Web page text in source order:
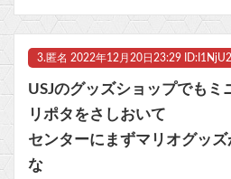
3. 匿名 2022年12月20日23:29
USJのグッズショップでもミ
リポタをさしおいて
センターにまずマリオグッ
な